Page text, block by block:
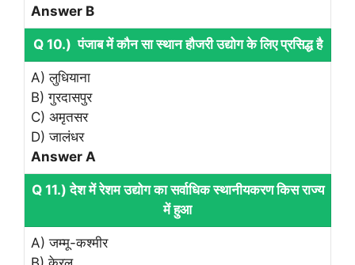
Answer B
Q 10.) पंजाब में कौन सा स्थान हौजरी उद्योग के लिए प्रसिद्ध है
A) लुधियाना
B) गुरदासपुर
C) अमृतसर
D) जालंधर
Answer A
Q 11.) देश में रेशम उद्योग का सर्वाधिक स्थानीयकरण किस राज्य
में हुआ
A) जम्मू-कश्मीर